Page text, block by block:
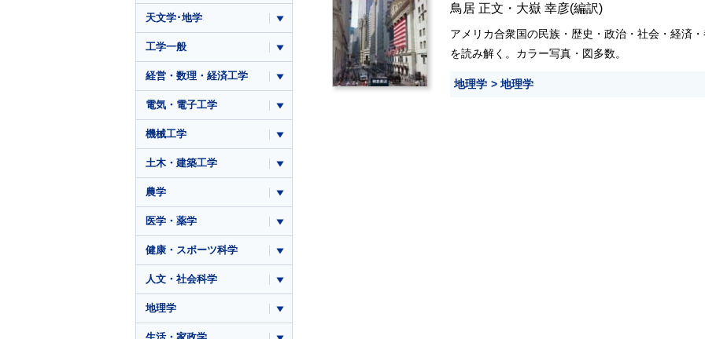
鳥居 正文 ・ 大嶽 幸彦(編訳)
アメリカ合衆国の民族・歴史・政治・社会・経済
を読み解く。カラー写真・図多数。
地理学 地理学
天文学･地学
工学一般
経営・数理・経済工学
電気・電子工学
機械工学
土木・建築工学
農学
医学・薬学
健康・スポーツ科学
人文・社会科学
地理学